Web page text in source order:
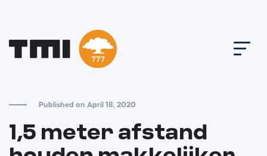
Published on April 18, 2020
1,5 meter afstand